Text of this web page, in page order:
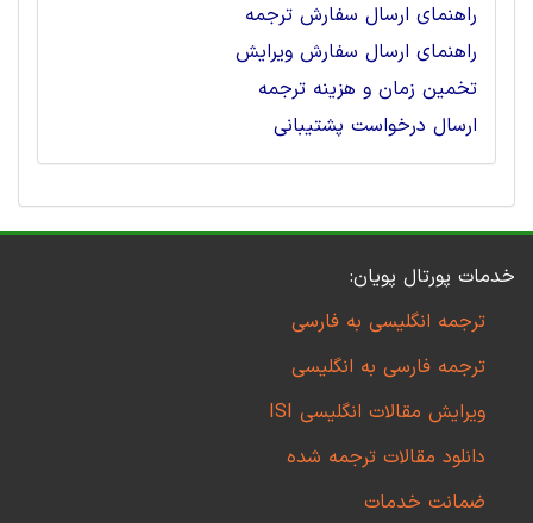
راهنمای ارسال سفارش ترجمه
راهنمای ارسال سفارش ویرایش
تخمین زمان و هزینه ترجمه
ارسال درخواست پشتیبانی
خدمات پورتال پویان:
ترجمه انگلیسی به فارسی
ترجمه فارسی به انگلیسی
ویرایش مقالات انگلیسی ISI
دانلود مقالات ترجمه شده
ضمانت خدمات